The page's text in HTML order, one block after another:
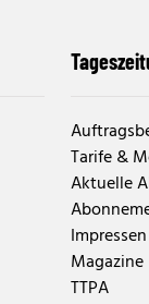
Tarife &
Aktuelle
Magazine
TTPA